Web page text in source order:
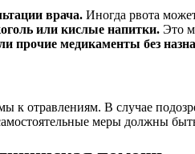
врача. Иногда рвота
или кислые напитки. Это
прочие медикаменты без
отравлениям. В случае
меры должны